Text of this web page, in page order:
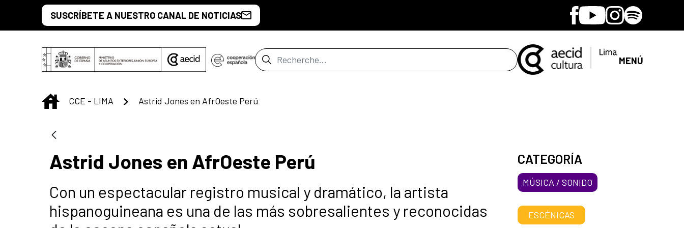
Saut au contenu principal
SUSCRÍBETE A NUESTRO CANAL DE NOTICIAS Facebook
YoutubeInstagram
Spotify
Barre de recherche MENÚ
INICIO
CCE - LIMA Astrid Jones en AfrOeste Perú
Astrid Jones en AfrOeste Perú
Con un espectacular registro musical y dramático, la artista
hispanoguineana es una de las más sobresalientes y reconocidas
CATEGORÍA
MÚSICA / SONIDO
ESCÉNICAS